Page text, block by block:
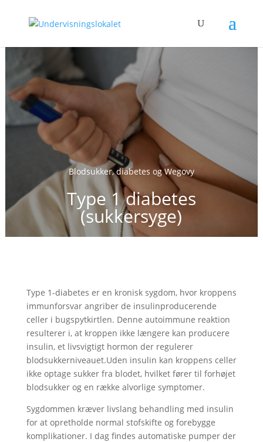
Blodsukker, diabetes og Wegovy
Type 1 diabetes
(sukkersyge)
Type 1-diabetes er en kronisk sygdom, hvor kroppens
immunforsvar angriber de insulinproducerende
celler i bugspytkirtlen. Denne autoimmune reaktion
resulterer i, at kroppen ikke længere kan producere
insulin, et livsvigtigt hormon der regulerer
blodsukkerniveauet.Uden insulin kan kroppens celler
ikke optage sukker fra blodet, hvilket fører til forhøjet
blodsukker og en række alvorlige symptomer.
Sygdommen kræver livslang behandling med insulin
for at opretholde normal stofskifte og forebygge
komplikationer. I dag findes automatiske pumper der